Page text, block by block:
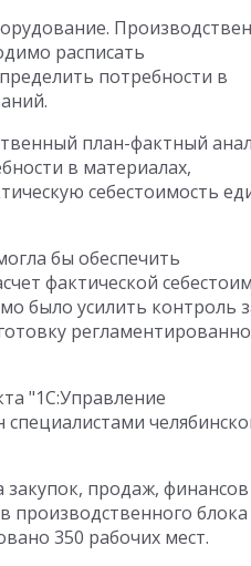
расписать
потребности в
план-фактный
в материалах,
себестоимость
бы обеспечить
фактической
было усилить контроль
"1С:Управление
продаж,
производственного
350 рабочих мест.